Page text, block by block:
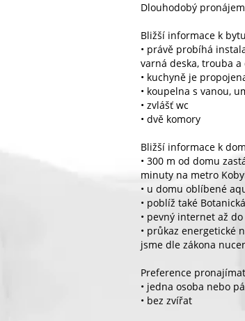
Dlouhodobý
Bližší informace k
• právě probíhá
varná deska, trouba
• kuchyně je
• koupelna s vanou,
• zvlášť wc
• dvě komory
Bližší informace k
• 300 m od domu
minuty na metro
• u domu oblíbené
• poblíž také
• pevný internet až
• průkaz energetické
jsme dle zákona
Preference
• jedna osoba nebo
• bez zvířat